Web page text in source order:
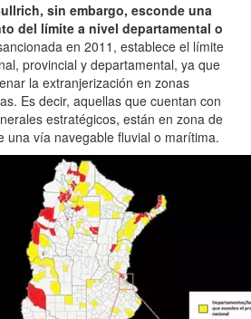
sin embargo, esconde una
del límite a nivel departamental o
en 2011, establece el límite
provincial y departamental, ya que
la extranjerización en zonas
Es decir, aquellas que cuentan con
estratégicos, están en zona de
una vía navegable fluvial o marítima.